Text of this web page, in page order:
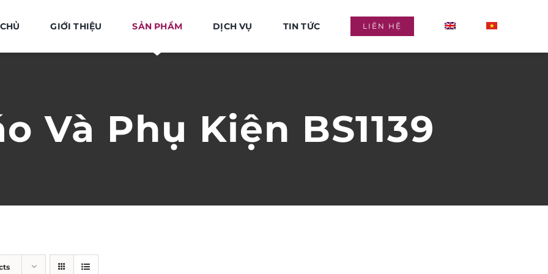
GIỚI THIỆU SẢN PHẨM DỊCH VỤ TIN TỨC LIÊN HỆ
Và Phụ Kiện BS1139